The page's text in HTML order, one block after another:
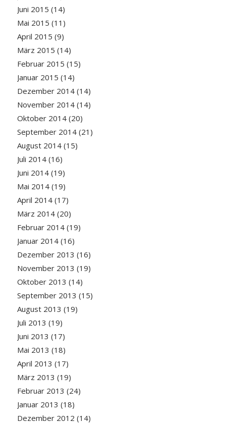
Juni 2015 (14)
Mai 2015 (11)
April 2015 (9)
März 2015 (14)
Februar 2015 (15)
Januar 2015 (14)
Dezember 2014(14)
November 2014(14)
Oktober 2014(20)
September 2014(21)
August 2014(15)
Juli 2014(16)
Juni 2014(19)
Mai 2014(19)
April 2014(17)
März 2014(20)
Februar 2014(19)
Januar 2014(16)
Dezember 2013 (16)
November 2013 (19)
Oktober 2013 (14)
September 2013 (15)
August 2013 (19)
Juli 2013 (19)
Juni 2013 (17)
Mai 2013 (18)
April 2013 (17)
März 2013 (19)
Februar 2013 (24)
Januar 2013 (18)
Dezember 2012 (14)